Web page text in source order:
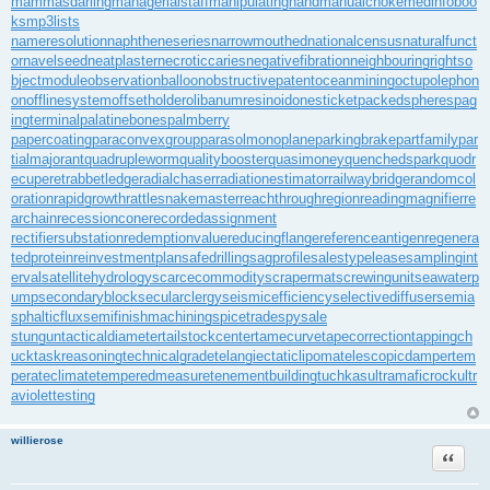
ksmp3lists
nameresolutionnaphtheneseriesnarrowmouthednationalcensusnaturalfunct
ornavelseedneatplasternecroticcariesnegativefibrationneighbouringrightso
bjectmoduleobservationballoonobstructivepatentoceanminingoctupolephon
onofflinesystemoffsetholderolibanumresinoidonesticketpackedspherespag
ingterminalpalatinebonespalmberry
papercoatingparaconvexgroupparasolmonoplaneparkingbrakepartfamilypar
tialmajorantquadruplewormqualityboosterquasimoneyquenchedsparkquodr
ecuperetrabbetledgeradialchaserradiationestimatorrailwaybridgerandomcol
orationrapidgrowthrattlesnakemasterreachthroughregionreadingmagnifierre
archainrecessionconerecordedassignment
rectifiersubstationredemptionvaluereducingflangereferenceantigenregenera
tedproteinreinvestmentplansafedrillingsagprofilesalestypeleasesamplingint
ervalsatellitehydrologyscarcecommodityscrapermatscrewingunitseawaterp
umpsecondaryblocksecularclergyseismicefficiencyselectivediffusersemia
sphalticfluxsemifinishmachiningspicetradespysale
stunguntacticaldiametertailstockcentertamecurvetapecorrectiontappingch
ucktaskreasoningtechnicalgradetelangiectaticlipomatelescopicdampertem
perateclimatetemperedmeasuretenementbuildingtuchkasultramaficrockultr
aviolettesting
willierose
Цитата